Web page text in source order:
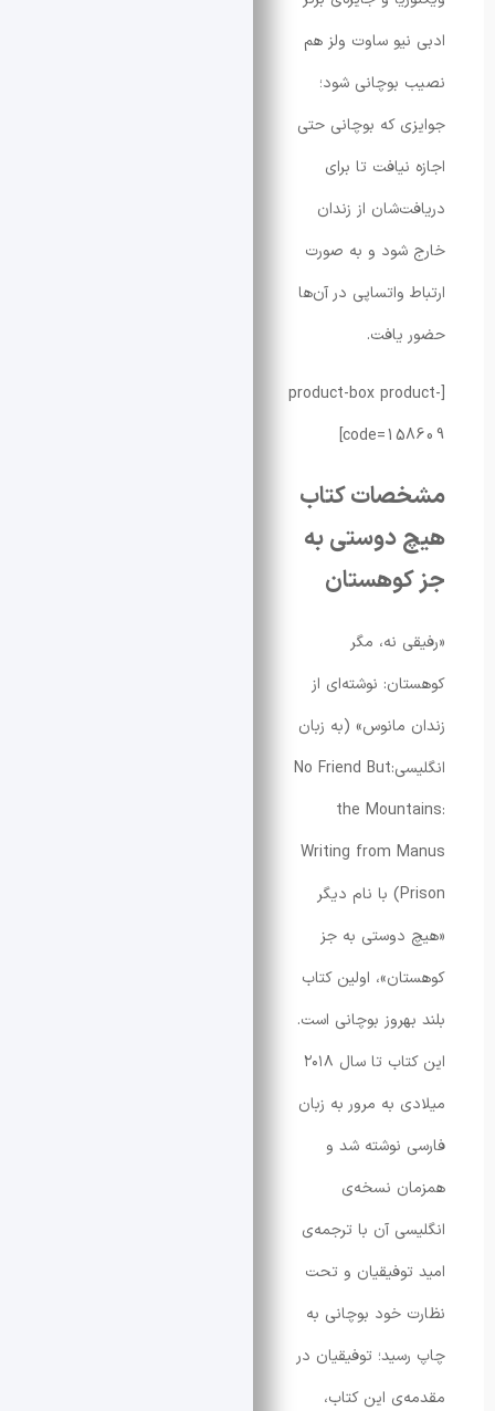
ساوت ولز هم
شود؛
که بوچانی حتی
تا برای
از زندان
و به صورت
واتساپی در آن‌ها
[product-box
کتاب
به
نه، مگر
نوشته‌ای از
(به زبان
انگلیسی:No Friend But
the
Writing from
Prison) با نام دیگر
به جز
اولین کتاب
بوچانی است.
این کتاب تا سال ۲۰۱۸
به مرور به زبان
نوشته شد و
نسخه‌ی
آن با ترجمه‌ی
و تحت
خود بوچانی به
توفیقیان در
این کتاب،